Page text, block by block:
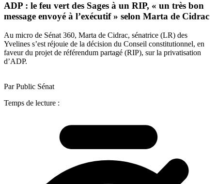
ADP : le feu vert des Sages à un RIP, « un très bon
message envoyé à l’exécutif » selon Marta de Cidrac
Au micro de Sénat 360, Marta de Cidrac, sénatrice (LR) des
Yvelines s’est réjouie de la décision du Conseil constitutionnel, en
faveur du projet de référendum partagé (RIP), sur la privatisation
d’ADP.
Par Public Sénat
Temps de lecture :